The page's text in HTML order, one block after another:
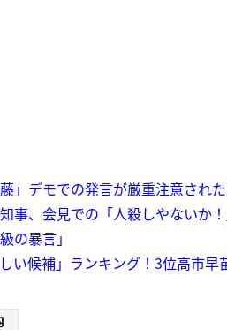
」デモでの発言が厳重注意され
知事、会見での「人殺しやない
の暴言」
い候補」ランキング！3位高市